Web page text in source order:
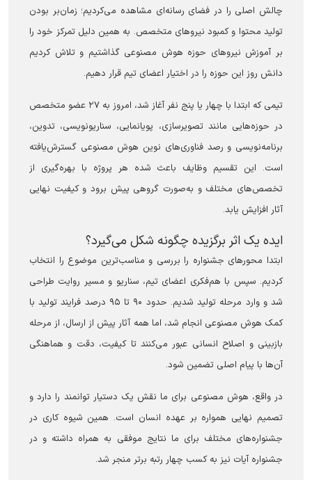
چالش اصلی را در فضای رسانه‌ای مشاهده می‌کردیم؛ زمان‌بر بودن
تولید محتوا و کمبود نیروهای متخصص. به همین دلیل تمرکز خود را
بر آموزش نیروهای حوزه هوش مصنوعی گذاشتیم و تلاش کردیم
دانش روز این حوزه را در اختیار اعضای تیم قرار دهیم.
تیمی که ابتدا با چهار یا پنج نفر آغاز شد، امروز به ۲۷ عضو متخصص
در حوزه‌هایی مانند تصویرسازی، پویانمایی، سناریونویسی، تدوین،
برنامه‌نویسی و رصد فناوری‌های نوین هوش مصنوعی گسترش‌یافته
است. این تقسیم وظایف باعث شده هر پروژه با بهره‌گیری از
تخصص‌های مختلف و به‌صورت گروهی پیش برود و کیفیت نهایی
آثار افزایش یابد.
ایده یک اثر برگزیده چگونه شکل می‌گیرد؟
ابتدا محورهای جشنواره را بررسی و مناسب‌ترین موضوع را انتخاب
کردیم. سپس با هم‌فکری اعضای تیم، سناریو و مسیر روایت طراحی
شد و وارد مرحله تولید شدیم. حدود ۹۰ تا ۹۵ درصد فرایند تولید با
کمک هوش مصنوعی انجام شد، اما همه آثار پیش از ارسال، از مرحله
بازبینی و اصلاح انسانی عبور می‌کنند تا کیفیت، دقت و هماهنگی
آن‌ها با پیام اصلی تضمین شود.
در واقع، هوش مصنوعی برای ما نقش یک دستیار توانمند را دارد و
تصمیم نهایی همواره بر عهده انسان است. همین شیوه کاری در
جشنواره‌های مختلف برای ما نتایج موفقی به همراه داشته و در
جشنواره آیات نیز به کسب چهار رتبه برتر منجر شد.